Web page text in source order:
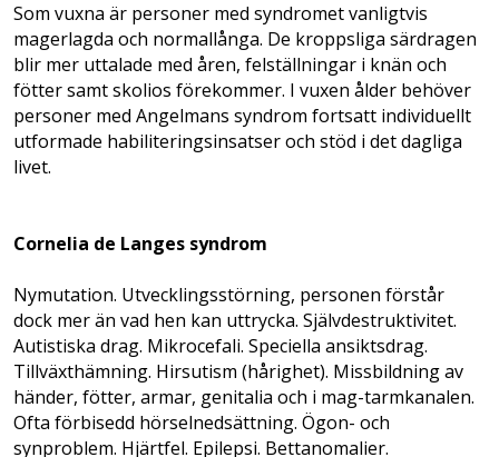
Som vuxna är personer med syndromet vanligtvis
magerlagda och normal­långa. De kroppsliga särdragen
blir mer uttalade med åren, felställningar i knän och
fötter samt skolios förekommer. I vuxen ålder behöver
personer med Angelmans syndrom fortsatt individuellt
utformade habiliteringsinsatser och stöd i det dagliga
livet.
Cornelia de Langes syndrom
Nymutation. Utvecklingsstörning, personen förstår
dock mer än vad hen kan uttrycka. Självdestruktivitet.
Autistiska drag. Mikrocefali. Speciel­la ansiktsdrag.
Tillväxthämning. Hirsutism (hårighet). Missbildning av
händer, fötter, armar, genitalia och i mag-tarmkanalen.
Ofta förbisedd hörselnedsättning. Ögon- och
synproblem. Hjärtfel. Epilepsi. Bettanomalier.